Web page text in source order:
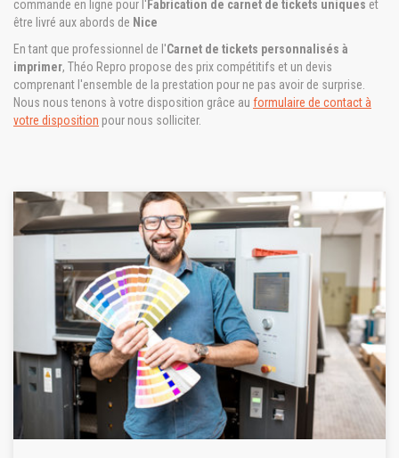
commande en ligne pour l' Fabrication de carnet de tickets uniques et
être livré aux abords de Nice
En tant que professionnel de l'Carnet de tickets personnalisés à
imprimer, Théo Repro propose des prix compétitifs et un devis
comprenant l'ensemble de la prestation pour ne pas avoir de surprise.
Nous nous tenons à votre disposition grâce au formulaire de contact à
votre disposition pour nous solliciter.